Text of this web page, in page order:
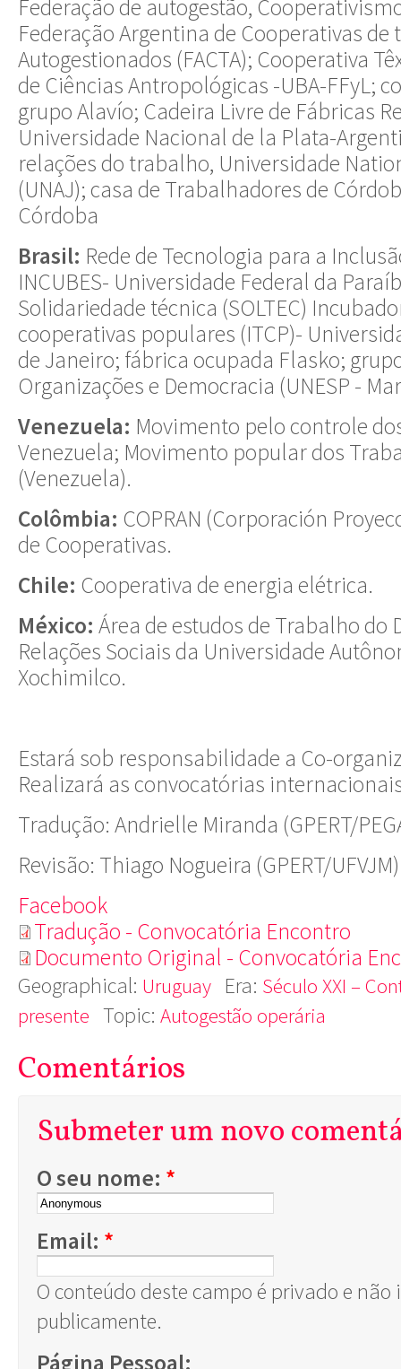
Federação de autogestão,
Federação Argentina de Cooperativas
Autogestionados (FACTA); Cooperativa
de Ciências Antropológicas -UBA-FFyL;
grupo Alavío; Cadeira Livre de Fábricas
Universidade Nacional de la Plata-
relações do trabalho, Universidade
(UNAJ); casa de Trabalhadores de
Córdoba
Brasil: Rede de Tecnologia para a
INCUBES- Universidade Federal da
Solidariedade técnica (SOLTEC)
cooperativas populares (ITCP)-
de Janeiro; fábrica ocupada Flasko;
Organizações e Democracia (UNESP -
Venezuela: Movimento pelo controle
Venezuela; Movimento popular dos
(Venezuela).
Colômbia: COPRAN (Corporación
de Cooperativas.
Chile: Cooperativa de energia elétrica.
México: Área de estudos de Trabalho do
Relações Sociais da Universidade
Xochimilco.
Estará sob responsabilidade a Co-
Realizará as convocatórias
Tradução: Andrielle Miranda (GPERT/
Revisão: Thiago Nogueira (GPERT/UFVJM)
Facebook
Tradução - Convocatória Encontro
Documento Original - Convocatória
Geographical: Uruguay Era: Século XXI –
presente Topic: Autogestão operária
Comentários
Submeter um novo
O seu nome: *
Email: *
O conteúdo deste campo é privado e não
publicamente.
Página Pessoal: